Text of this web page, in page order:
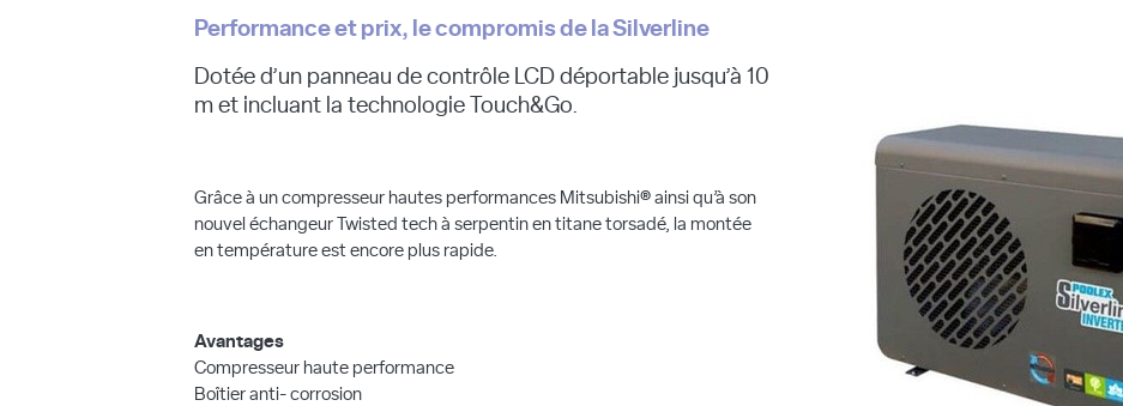
Performance et prix, le compromis de la Silverline
Dotée d’un panneau de contrôle LCD déportable jusqu’à 10
m et incluant la technologie Touch&Go.
Grâce à un compresseur hautes performances Mitsubishi® ainsi qu’à son
nouvel échangeur Twisted tech à serpentin en titane torsadé, la montée
en température est encore plus rapide.
Avantages
Compresseur haute performance
Boîtier anti- corrosion